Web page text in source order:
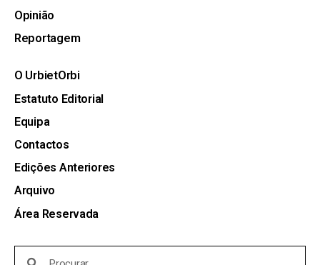
Opinião
Reportagem
O UrbietOrbi
Estatuto Editorial
Equipa
Contactos
Edições Anteriores
Arquivo
Área Reservada